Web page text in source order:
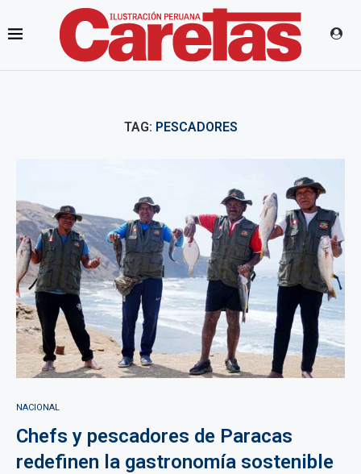
TAG: PESCADORES
NACIONAL
Chefs y pescadores de Paracas
redefinen la gastronomía sostenible